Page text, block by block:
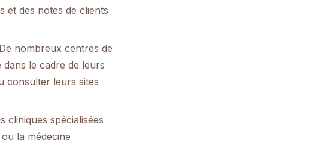
et des notes de clients
De nombreux centres de
le cadre de leurs
consulter leurs sites
cliniques spécialisées
la médecine